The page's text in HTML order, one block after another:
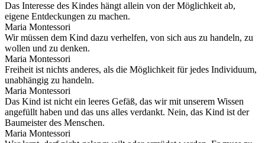
Das Interesse des Kindes hängt allein von der Möglichkeit ab,
eigene Entdeckungen zu machen.
Maria Montessori
Wir müssen dem Kind dazu verhelfen, von sich aus zu handeln, zu
wollen und zu denken.
Maria Montessori
Freiheit ist nichts anderes, als die Möglichkeit für jedes Individuum,
unabhängig zu handeln.
Maria Montessori
Das Kind ist nicht ein leeres Gefäß, das wir mit unserem Wissen
angefüllt haben und das uns alles verdankt. Nein, das Kind ist der
Baumeister des Menschen.
Maria Montessori